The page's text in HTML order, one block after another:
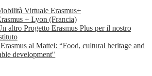
Virtuale Erasmus+
+ Lyon (Francia)
altro Progetto Erasmus Plus per il nostro
al Mattei: “Food, cultural heritage and
development"